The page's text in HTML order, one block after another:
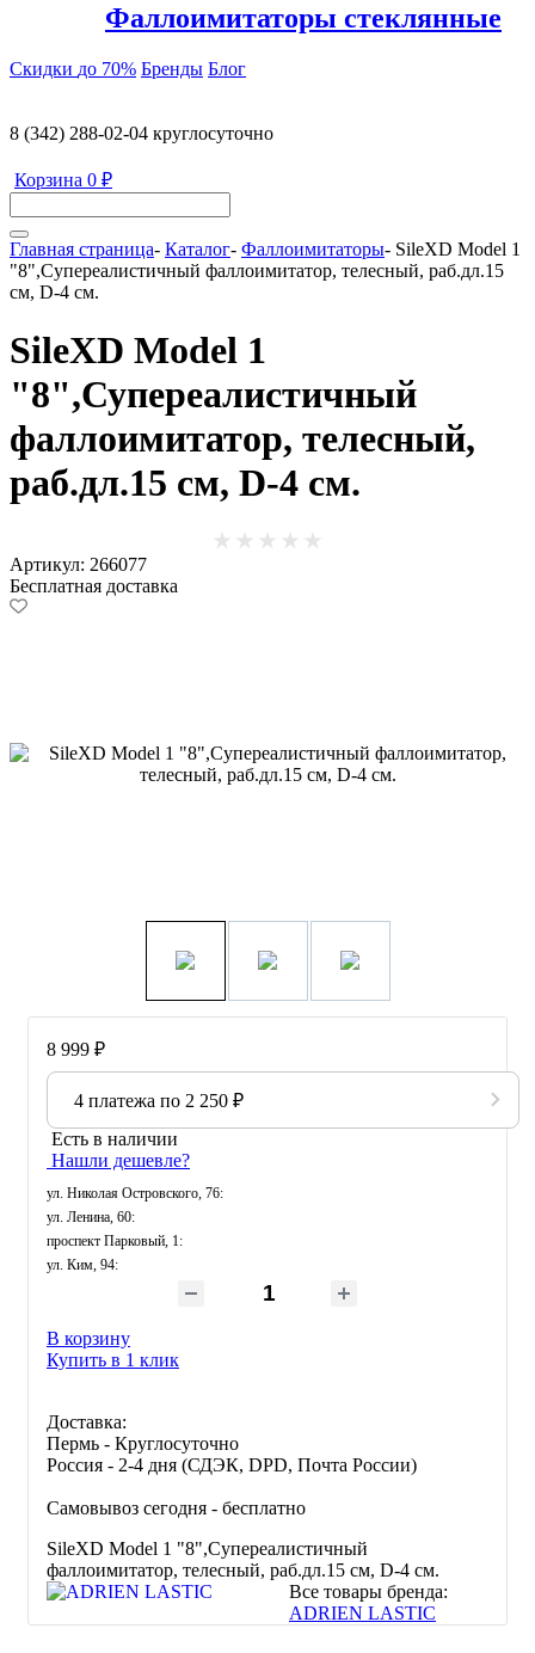
Фаллоимитаторы стеклянные
Скидки до 70% Бренды Блог
8 (342) 288-02-04 круглосуточно
Корзина 0 ₽
Главная страница- Каталог- Фаллоимитаторы- SileXD Model 1
"8",Супереалистичный фаллоимитатор, телесный, раб.дл.15
см, D-4 см.
SileXD Model 1
"8",Супереалистичный
фаллоимитатор, телесный,
раб.дл.15 см, D-4 см.
Артикул: 266077
Бесплатная доставка
8 999 ₽
4 платежа по 2 250 ₽
Есть в наличии
Нашли дешевле?
ул. Николая Островского, 76:
ул. Ленина, 60:
проспект Парковый, 1 :
ул. Ким, 94:
В корзину
Купить в 1 клик
Доставка:
Пермь - Круглосуточно
Россия - 2-4 дня (СДЭК, DPD, Почта России)
Самовывоз сегодня - бесплатно
SileXD Model 1 "8",Супереалистичный
фаллоимитатор, телесный, раб.дл.15 см, D-4 см.
Все товары бренда:
ADRIEN LASTIC